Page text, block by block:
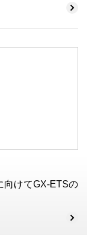
向けてGX-ETSの